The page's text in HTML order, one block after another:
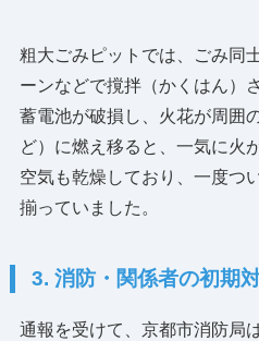
粗大ごみピットでは、ごみ同
ーンなどで撹拌（かくはん）
蓄電池が破損し、火花が周囲
ど）に燃え移ると、一気に火
空気も乾燥しており、一度つ
揃っていました。
3. 消防・関係者の初期
通報を受けて、京都市消防局